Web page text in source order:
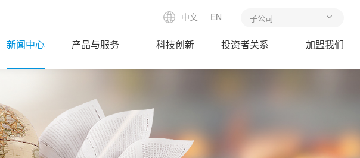
中文 | EN
新闻中心 产品与服务 科技创新 投资者关系 加盟我们